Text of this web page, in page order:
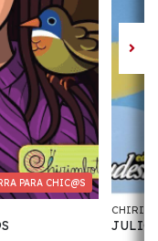
PARA CHIC@S
JULIO